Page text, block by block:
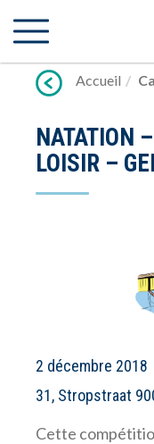
vers
Accueil
NATATION
LOISIR –
2 décembre 2018
31, Stropstraat
Cette